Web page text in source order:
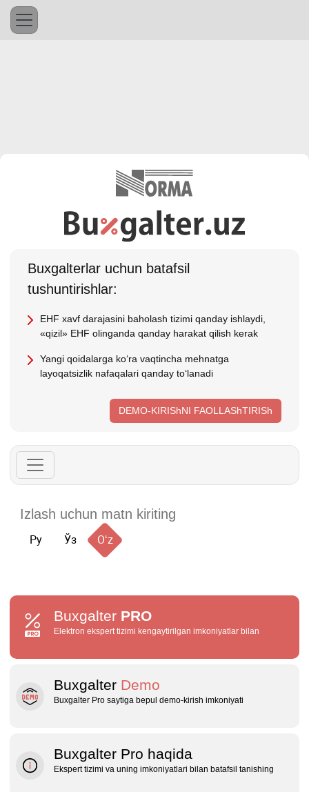
Buхgalterlar uchun batafsil
tushuntirishlar:
EHF хavf darajasini baholash tizimi qanday ishlaydi,
«qizil» EHF olinganda qanday harakat qilish kerak
Yangi qoidalarga koʻra vaqtincha mehnatga
layoqatsizlik nafaqalari qanday toʻlanadi
DEMO-KIRIShNI FAOLLAShTIRISh
Ру Ўз Oʻz
Buxgalter PRO
Elektron ekspert tizimi kengaytirilgan imkoniyatlar bilan
Buxgalter Demo
Buxgalter Pro saytiga bepul demo‑kirish imkoniyati
Buxgalter Pro haqida
Ekspert tizimi va uning imkoniyatlari bilan batafsil tanishing